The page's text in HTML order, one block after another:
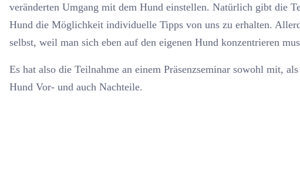
veränderten Umgang mit dem Hund einstellen. Natürlich gibt die
Hund die Möglichkeit individuelle Tipps von uns zu erhalten.
selbst, weil man sich eben auf den eigenen Hund konzentrieren
Es hat also die Teilnahme an einem Präsenzseminar sowohl mit,
Hund Vor- und auch Nachteile.